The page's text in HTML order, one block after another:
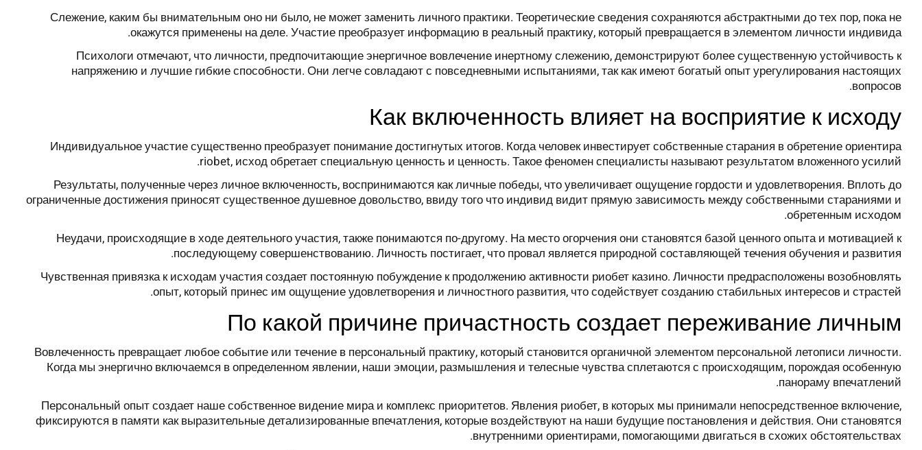
Слежение, каким бы внимательным оно ни было, не может заменить личного практики. Теоретические сведения сохраняются абстрактными до тех пор, пока не
окажутся применены на деле. Участие преобразует информацию в реальный практику, который превращается в элементом личности индивида.
Психологи отмечают, что личности, предпочитающие энергичное вовлечение инертному слежению, демонстрируют более существенную устойчивость к
напряжению и лучшие гибкие способности. Они легче совладают с повседневными испытаниями, так как имеют богатый опыт урегулирования настоящих
вопросов.
Как включенность влияет на восприятие к исходу
Индивидуальное участие существенно преобразует понимание достигнутых итогов. Когда человек инвестирует собственные старания в обретение ориентира
riobet, исход обретает специальную ценность и ценность. Такое феномен специалисты называют результатом вложенного усилий.
Результаты, полученные через личное включенность, воспринимаются как личные победы, что увеличивает ощущение гордости и удовлетворения. Вплоть до
ограниченные достижения приносят существенное душевное довольство, ввиду того что индивид видит прямую зависимость между собственными стараниями и
обретенным исходом.
Неудачи, происходящие в ходе деятельного участия, также понимаются по-другому. На место огорчения они становятся базой ценного опыта и мотивацией к
последующему совершенствованию. Личность постигает, что провал является природной составляющей течения обучения и развития.
Чувственная привязка к исходам участия создает постоянную побуждение к продолжению активности риобет казино. Личности предрасположены возобновлять
опыт, который принес им ощущение удовлетворения и личностного развития, что содействует созданию стабильных интересов и страстей.
По какой причине причастность создает переживание личным
Вовлеченность превращает любое событие или течение в персональный практику, который становится органичной элементом персональной летописи личности.
Когда мы энергично включаемся в определенном явлении, наши эмоции, размышления и телесные чувства сплетаются с происходящим, порождая особенную
панораму впечатлений.
Персональный опыт создает наше собственное видение мира и комплекс приоритетов. Явления риобет, в которых мы принимали непосредственное включение,
фиксируются в памяти как выразительные детализированные впечатления, которые воздействуют на наши будущие постановления и действия. Они становятся
внутренними ориентирами, помогающими двигаться в схожих обстоятельствах.